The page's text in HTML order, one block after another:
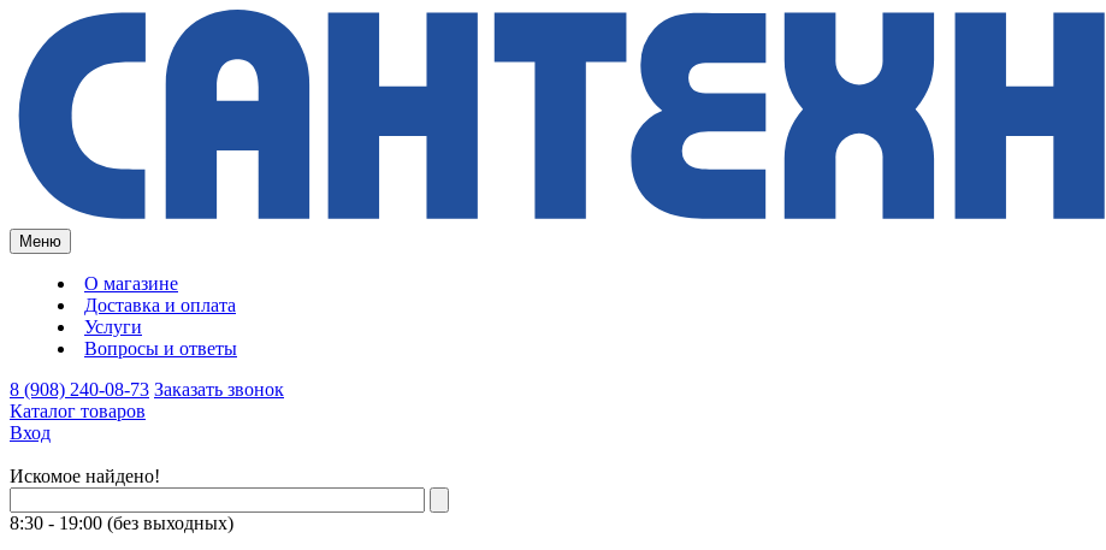
Меню
О магазине
Доставка и оплата
Услуги
Вопросы и ответы
8 (908) 240-08-73 Заказать звонок
Каталог товаров
Вход
Искомое найдено!
8:30 - 19:00 (без выходных)